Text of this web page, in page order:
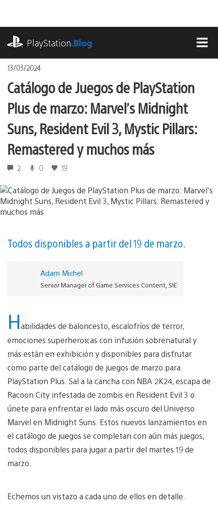
contenido
PlayStation.Blog
13/03/2024
Catálogo de Juegos de PlayStation
Plus de marzo: Marvel’s Midnight
Suns, Resident Evil 3, Mystic Pillars:
Remastered y muchos más
2 0 19
Todos disponibles a partir del 19 de marzo.
Adam Michel
Senior Manager of Game Services Content, SIE
Habilidades de baloncesto, escalofríos de terror,
emociones superheroicas con infusión sobrenatural y
más están en exhibición y disponibles para disfrutar
como parte del catálogo de juegos de marzo para
PlayStation Plus. Sal a la cancha con NBA 2K24, escapa de
Racoon City infestada de zombis en Resident Evil 3 o
únete para enfrentar el lado más oscuro del Universo
Marvel en Midnight Suns. Estos nuevos lanzamientos en
el catálogo de juegos se completan con aún más juegos,
todos disponibles para jugar a partir del martes 19 de
marzo.
Echemos un vistazo a cada uno de ellos en detalle.